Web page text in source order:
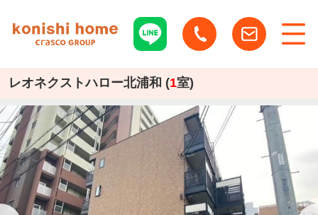
レオネクストハロー北浦和 (1室)